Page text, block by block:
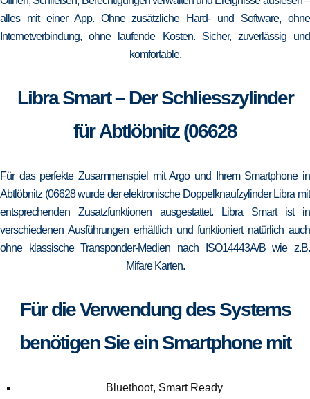
alles mit einer App. Ohne zusätzliche Hard- und Software, ohne
Internetverbindung, ohne laufende Kosten. Sicher, zuverlässig und
komfortable.
Libra Smart – Der Schliesszylinder
für Abtlöbnitz (06628
Für das perfekte Zusammenspiel mit Argo und Ihrem Smartphone in
Abtlöbnitz (06628 wurde der elektronische Doppelknaufzylinder Libra mit
entsprechenden Zusatzfunktionen ausgestattet. Libra Smart ist in
verschiedenen Ausführungen erhältlich und funktioniert natürlich auch
ohne klassische Transponder-Medien nach ISO14443A/B wie z.B.
Mifare Karten.
Für die Verwendung des Systems
benötigen Sie ein Smartphone mit
Bluethoot, Smart Ready